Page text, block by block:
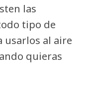
las
tipo de
usarlos al aire
quieras